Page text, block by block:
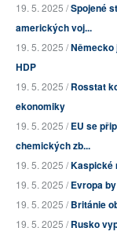
19. 5. 2025 /Spojené
amerických voj...
19. 5. 2025 /Německo
HDP
19. 5. 2025 /Rosstat
ekonomiky
19. 5. 2025 /EU se
chemických zb...
19. 5. 2025 /Kaspické
19. 5. 2025 /Evropa
19. 5. 2025 /Británie
19. 5. 2025 /Rusko